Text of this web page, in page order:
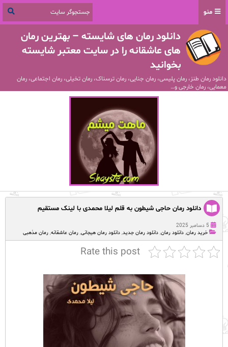
منو
دانلود رمان های شایسته – بهترین رمان
های عاشقانه را در سایت معتبر شایسته
بخوانید
دانلود رمان طنز، رمان پلیسی، رمان جنایی، رمان ترسناک، رمان تخیلی، رمان اجتماعی، رمان
معمایی، رمان خارجی و…
دانلود رمان حاجی شیطون به قلم لیلا محمدی با لینک مستقیم
5 دسامبر 2025
خرید رمان, دانلود رمان, دانلود رمان جدید, دانلود رمان هیجانی, رمان عاشقانه, رمان مذهبی
Rate this post